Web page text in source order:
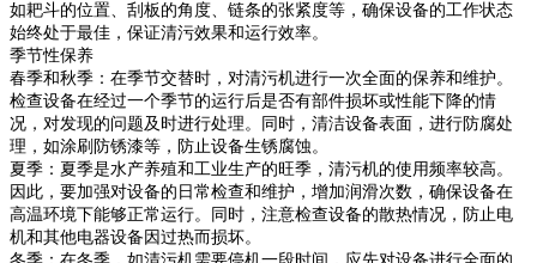
如耙斗的位置、刮板的角度、链条的张紧度等，确保设备的工作状态
始终处于最佳，保证清污效果和运行效率。
季节性保养
春季和秋季：在季节交替时，对清污机进行一次全面的保养和维护。
检查设备在经过一个季节的运行后是否有部件损坏或性能下降的情
况，对发现的问题及时进行处理。同时，清洁设备表面，进行防腐处
理，如涂刷防锈漆等，防止设备生锈腐蚀。
夏季：夏季是水产养殖和工业生产的旺季，清污机的使用频率较高。
因此，要加强对设备的日常检查和维护，增加润滑次数，确保设备在
高温环境下能够正常运行。同时，注意检查设备的散热情况，防止电
机和其他电器设备因过热而损坏。